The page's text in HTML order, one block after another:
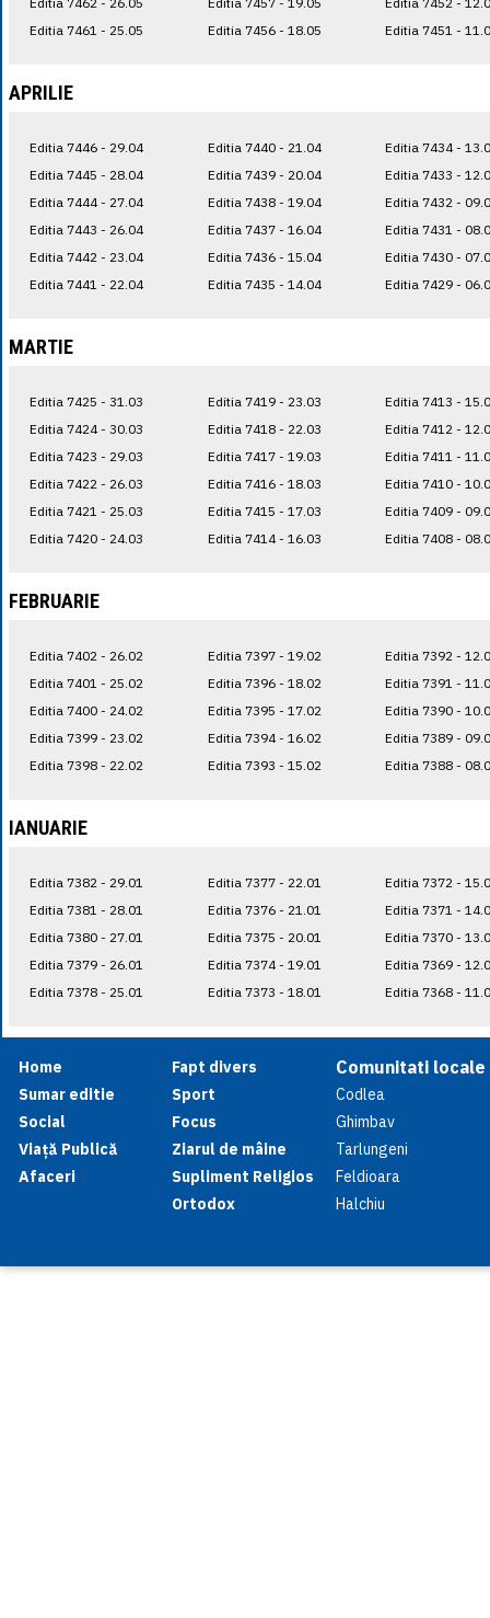
Editia 7461 - 25.05
Editia 7456 - 18.05
Editia 7451 -
APRILIE
Editia 7446 - 29.04
Editia 7445 - 28.04
Editia 7444 - 27.04
Editia 7443 - 26.04
Editia 7442 - 23.04
Editia 7441 - 22.04
Editia 7440 - 21.04
Editia 7439 - 20.04
Editia 7438 - 19.04
Editia 7437 - 16.04
Editia 7436 - 15.04
Editia 7435 - 14.04
Editia 7434 -
Editia 7433 -
Editia 7432 -
Editia 7431 -
Editia 7430 -
Editia 7429 -
MARTIE
Editia 7425 - 31.03
Editia 7424 - 30.03
Editia 7423 - 29.03
Editia 7422 - 26.03
Editia 7421 - 25.03
Editia 7420 - 24.03
Editia 7419 - 23.03
Editia 7418 - 22.03
Editia 7417 - 19.03
Editia 7416 - 18.03
Editia 7415 - 17.03
Editia 7414 - 16.03
Editia 7413 -
Editia 7412 -
Editia 7411 -
Editia 7410 -
Editia 7409 -
Editia 7408 -
FEBRUARIE
Editia 7402 - 26.02
Editia 7401 - 25.02
Editia 7400 - 24.02
Editia 7399 - 23.02
Editia 7398 - 22.02
Editia 7397 - 19.02
Editia 7396 - 18.02
Editia 7395 - 17.02
Editia 7394 - 16.02
Editia 7393 - 15.02
Editia 7392 -
Editia 7391 -
Editia 7390 -
Editia 7389 -
Editia 7388 -
IANUARIE
Editia 7382 - 29.01
Editia 7381 - 28.01
Editia 7380 - 27.01
Editia 7379 - 26.01
Editia 7378 - 25.01
Editia 7377 - 22.01
Editia 7376 - 21.01
Editia 7375 - 20.01
Editia 7374 - 19.01
Editia 7373 - 18.01
Editia 7372 -
Editia 7371 -
Editia 7370 -
Editia 7369 -
Editia 7368 -
Home
Sumar editie
Social
Viață Publică
Afaceri
Fapt divers
Sport
Focus
Ziarul de mâine
Supliment Religios
Ortodox
Comunitati locale
Codlea
Ghimbav
Tarlungeni
Feldioara
Halchiu